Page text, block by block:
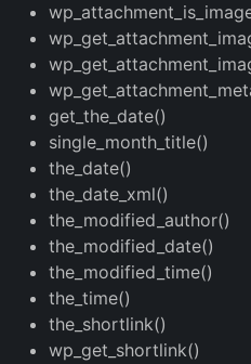
get_the_date()
single_month_title()
the_date()
the_date_xml()
the_modified_author()
the_modified_date()
the_modified_time()
the_time()
the_shortlink()
wp_get_shortlink()